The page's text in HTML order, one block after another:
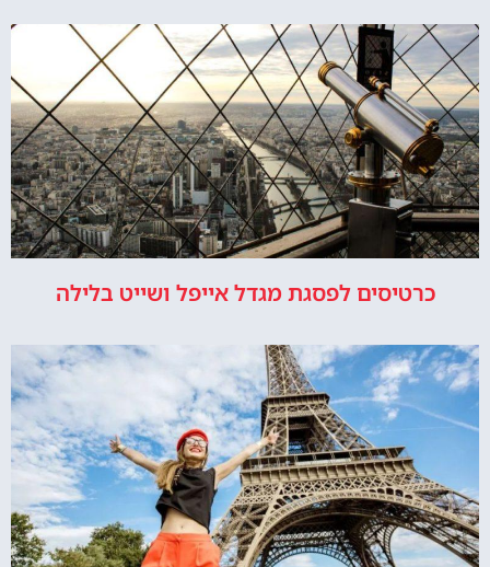
כרטיסים לפסגת מגדל אייפל ושייט בלילה